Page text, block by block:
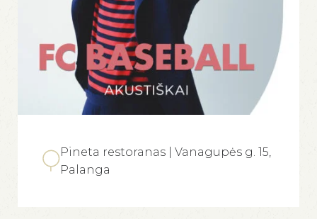
Pineta restoranas | Vanagupės g. 15,
Palanga